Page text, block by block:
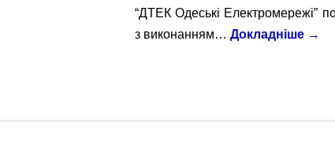
“ДТЕК Одеські Електромережі”
з виконанням… Докладніше →